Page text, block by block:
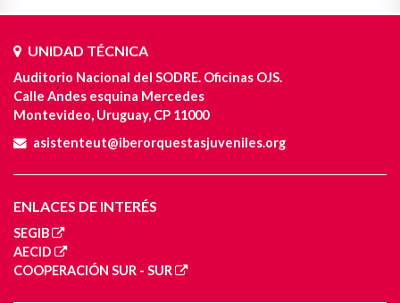
UNIDAD TÉCNICA
Auditorio Nacional del SODRE. Oficinas OJS.
Calle Andes esquina Mercedes
Montevideo, Uruguay, CP 11000
asistenteut@iberorquestasjuveniles.org
ENLACES DE INTERÉS
SEGIB
AECID
COOPERACIÓN SUR - SUR